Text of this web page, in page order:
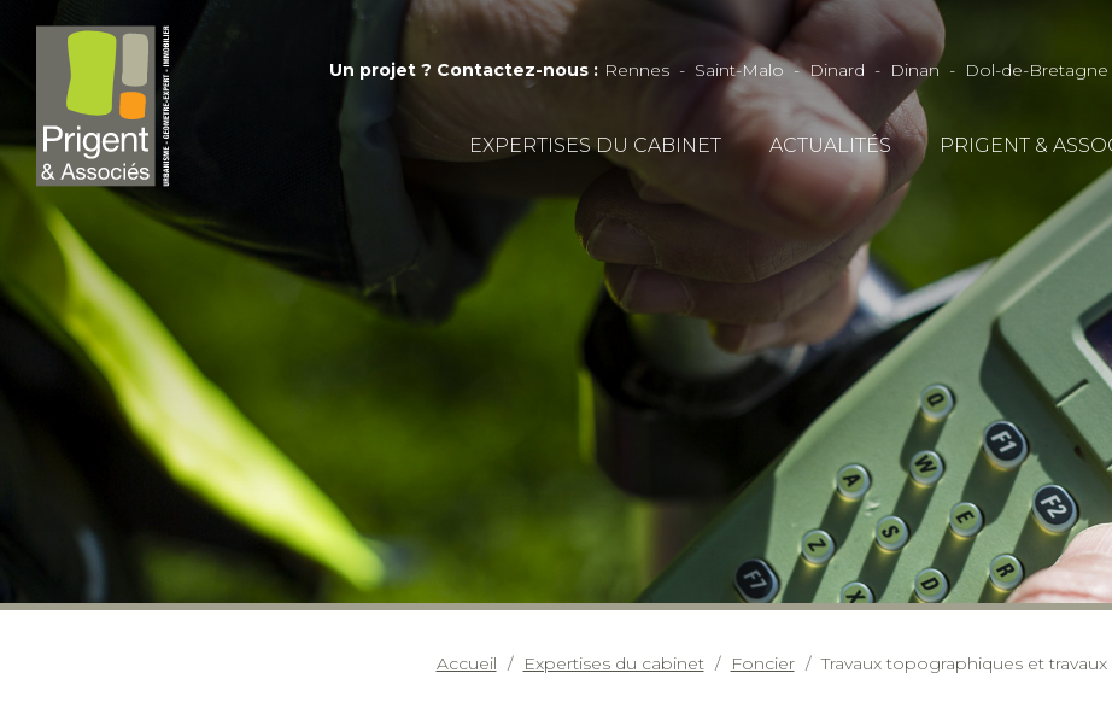
Un projet ? Contactez-nous : Rennes Saint-Malo Dinard Dinan Dol-de-Bretagne
EXPERTISES DU CABINET ACTUALITÉS PRIGENT &
Accueil Expertises du cabinet Foncier Travaux topographiques et travaux